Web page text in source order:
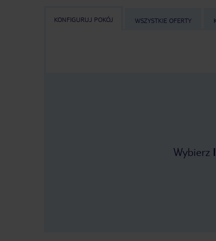
KONFIGURUJ POKÓJ WSZYSTKIE OFERTY
Wybierz